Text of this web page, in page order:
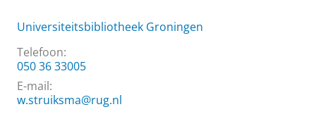
Universiteitsbibliotheek Groningen
Telefoon:
050 36 33005
E-mail:
w.struiksma@rug.nl